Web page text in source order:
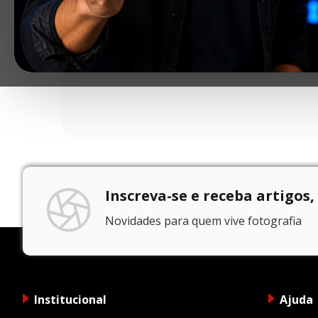
Inscreva-se e receba
Novidades para quem vive fotografia
Institucional Ajuda